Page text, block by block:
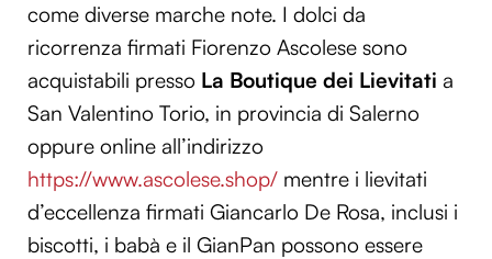
come diverse marche note. I dolci da
ricorrenza firmati Fiorenzo Ascolese sono
acquistabili presso La Boutique dei Lievitati a
San Valentino Torio, in provincia di Salerno
oppure online all’indirizzo
https://www.ascolese.shop/ mentre i lievitati
d’eccellenza firmati Giancarlo De Rosa, inclusi i
biscotti, i babà e il GianPan possono essere